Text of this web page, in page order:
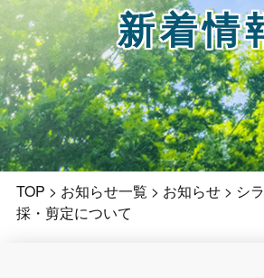
新着情
TOP > お知らせ一覧 > お知らせ> シ
採・剪定について